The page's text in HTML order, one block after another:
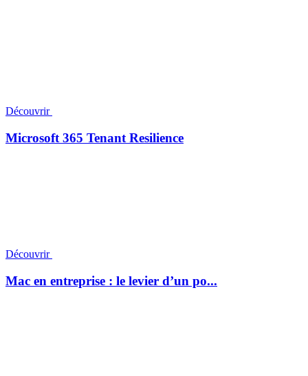
Découvrir
Microsoft 365 Tenant Resilience
Découvrir
Mac en entreprise : le levier d’un po...